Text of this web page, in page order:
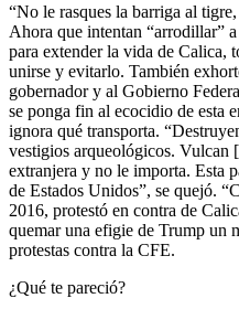
“No le rasques la barriga al
Ahora que intentan “arrodillar”
para extender la vida de Calica,
unirse y evitarlo. También
gobernador y al Gobierno
se ponga fin al ecocidio de esta
ignora qué transporta.
vestigios arqueológicos. Vulcan
extranjera y no le importa. Esta
de Estados Unidos”, se quejó.
2016, protestó en contra de
quemar una efigie de Trump un
protestas contra la CFE.
¿Qué te pareció?